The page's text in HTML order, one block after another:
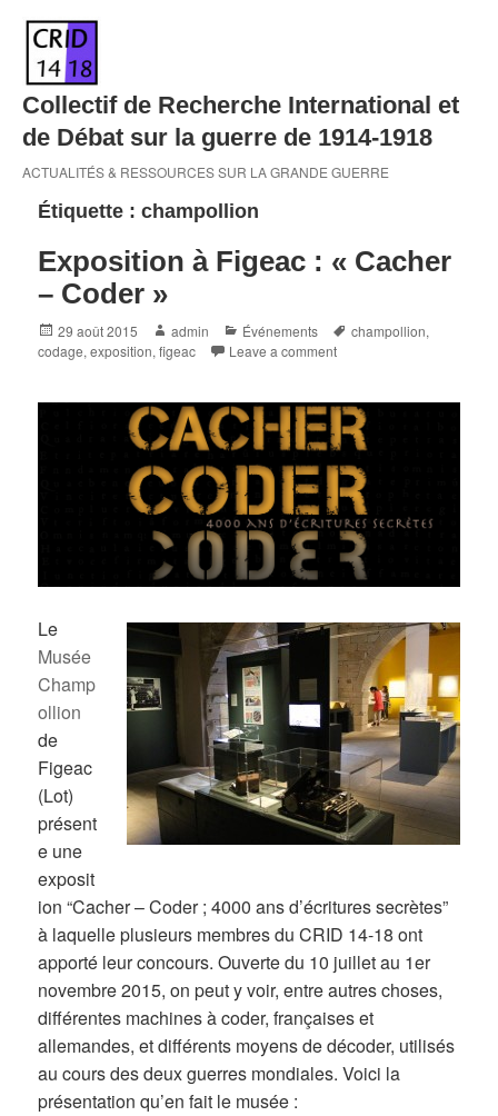
content
Collectif de Recherche International et
de Débat sur la guerre de 1914-1918
ACTUALITÉS & RESSOURCES SUR LA GRANDE GUERRE
Étiquette :champollion
Exposition à Figeac : « Cacher
– Coder »
Posted
on
29 août 2015 Author
admin Categories
Événements Tags
champollion,
codage,exposition,figeac Leave a comment
Le
Musée
Champ
ollion
de
Figeac
(Lot)
présent
e une
exposit
ion “Cacher – Coder ; 4000 ans d’écritures secrètes”
à laquelle plusieurs membres du CRID 14-18 ont
apporté leur concours. Ouverte du 10 juillet au 1er
novembre 2015, on peut y voir, entre autres choses,
différentes machines à coder, françaises et
allemandes, et différents moyens de décoder, utilisés
au cours des deux guerres mondiales. Voici la
présentation qu’en fait le musée :